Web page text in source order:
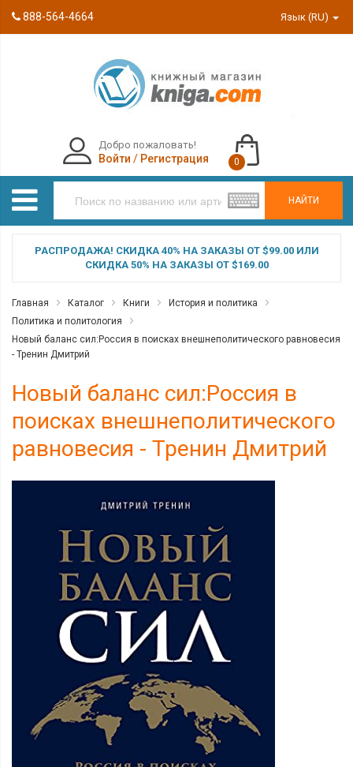
888-564-4664 Язык (RU)
НАЙТИ
Добро пожаловать!
Войти / Регистрация 0
РАСПРОДАЖА! СКИДКА 40% НА ЗАКАЗЫ ОТ $99.00 ИЛИ
СКИДКА 50% НА ЗАКАЗЫ ОТ $169.00
Главная Каталог Книги
История и политика
Политика и политология
Новый баланс сил:Россия в поисках внешнеполитического равновесия
- Тренин Дмитрий
Новый баланс сил:Россия в
поисках внешнеполитического
равновесия - Тренин Дмитрий